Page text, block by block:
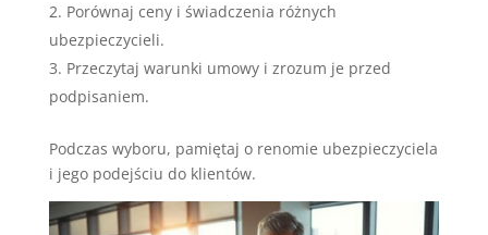
Porównaj ceny i świadczenia różnych
ubezpieczycieli.
Przeczytaj warunki umowy i zrozum je przed
podpisaniem.
Podczas wyboru, pamiętaj o renomie ubezpieczyciela
i jego podejściu do klientów.